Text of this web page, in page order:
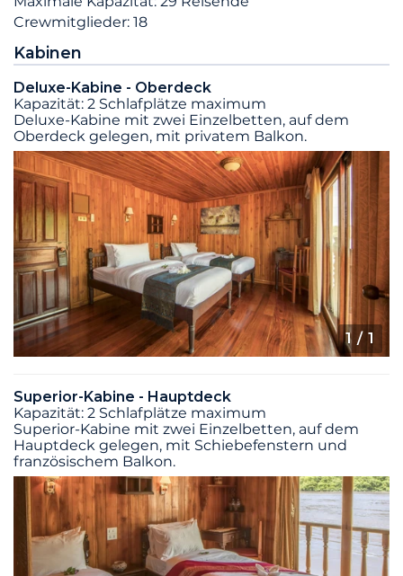
Crewmitglieder: 18
Kabinen
Deluxe-Kabine - Oberdeck
Kapazität: 2 Schlafplätze maximum
Deluxe-Kabine mit zwei Einzelbetten, auf dem
Oberdeck gelegen, mit privatem Balkon.
1 / 1
Superior-Kabine - Hauptdeck
Kapazität: 2 Schlafplätze maximum
Superior-Kabine mit zwei Einzelbetten, auf dem
Hauptdeck gelegen, mit Schiebefenstern und
französischem Balkon.